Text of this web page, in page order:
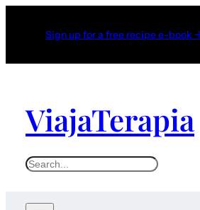
Sign up for a free recipe e-book
ViajaTerapia